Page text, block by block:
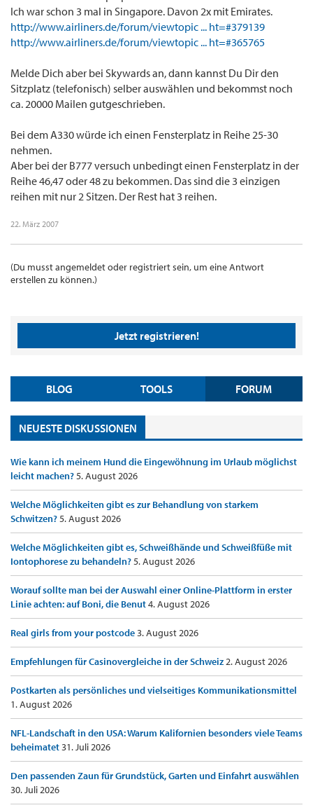
Ich war schon 3 mal in Singapore. Davon 2x mit Emirates.
http://www.airliners.de/forum/viewtopic ... ht=#379139
http://www.airliners.de/forum/viewtopic ... ht=#365765
Melde Dich aber bei Skywards an, dann kannst Du Dir den
Sitzplatz (telefonisch) selber auswählen und bekommst noch
ca. 20000 Mailen gutgeschrieben.
Bei dem A330 würde ich einen Fensterplatz in Reihe 25-30
nehmen.
Aber bei der B777 versuch unbedingt einen Fensterplatz in der
Reihe 46,47 oder 48 zu bekommen. Das sind die 3 einzigen
reihen mit nur 2 Sitzen. Der Rest hat 3 reihen.
22. März 2007
(Du musst angemeldet oder registriert sein, um eine Antwort
erstellen zu können.)
Jetzt registrieren!
BLOG TOOLS FORUM
NEUESTE DISKUSSIONEN
Wie kann ich meinem Hund die Eingewöhnung im Urlaub möglichst
leicht machen?5. August 2026
Welche Möglichkeiten gibt es zur Behandlung von starkem
Schwitzen?5. August 2026
Welche Möglichkeiten gibt es, Schweißhände und Schweißfüße mit
Iontophorese zu behandeln?5. August 2026
Worauf sollte man bei der Auswahl einer Online-Plattform in erster
Linie achten: auf Boni, die Benut4. August 2026
Real girls from your postcode3. August 2026
Empfehlungen für Casinovergleiche in der Schweiz2. August 2026
Postkarten als persönliches und vielseitiges Kommunikationsmittel
1. August 2026
NFL-Landschaft in den USA: Warum Kalifornien besonders viele Teams
beheimatet31. Juli 2026
Den passenden Zaun für Grundstück, Garten und Einfahrt auswählen
30. Juli 2026